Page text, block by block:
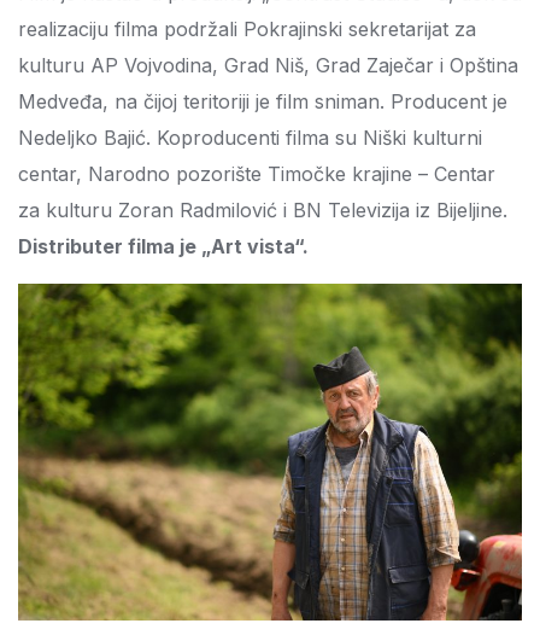
realizaciju filma podržali Pokrajinski sekretarijat za
kulturu AP Vojvodina, Grad Niš, Grad Zaječar i Opština
Medveđa, na čijoj teritoriji je film sniman. Producent je
Nedeljko Bajić. Koproducenti filma su Niški kulturni
centar, Narodno pozorište Timočke krajine – Centar
za kulturu Zoran Radmilović i BN Televizija iz Bijeljine.
Distributer filma je „Art vista“.